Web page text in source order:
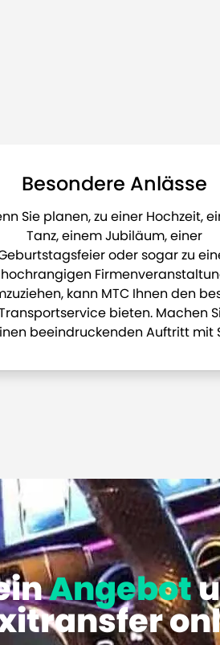
Besondere Anlässe
Sie planen, zu einer Hochzeit,
Tanz, einem Jubiläum, einer
oder sogar zu
hochrangigen
kann MTC Ihnen den
bieten. Machen
beeindruckenden Auftritt mit
Angebot